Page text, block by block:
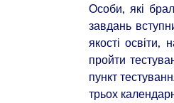
Особи, які
завдань
якості
пройти
пункт
трьох